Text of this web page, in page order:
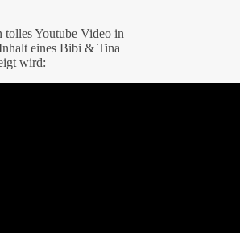
tolles Youtube Video in
eines Bibi & Tina
wird: